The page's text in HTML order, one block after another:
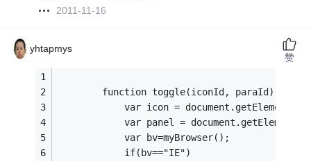
2011-11-16
yhtapmys
        function toggle(iconId, paraId) {
var icon =
var panel =
            var bv=myBrowser();
            if(bv=="IE")
赞